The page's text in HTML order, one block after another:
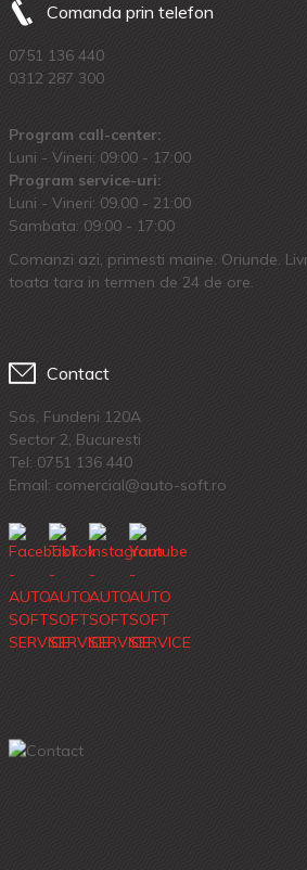
Comanda prin telefon
0751 136 440
0312 287 300
Program call-center:
Luni - Vineri: 09:00 - 17:00
Program service-uri:
Luni - Vineri: 09.00 - 21:00
Sambata: 09:00 - 17:00
Comanzi azi, primesti maine. Oriunde.
toata tara in termen de 24 de ore.
Contact
Sos. Fundeni 120A
Sector 2, Bucuresti
Tel: 0751 136 440
Email: comercial@auto-soft.ro